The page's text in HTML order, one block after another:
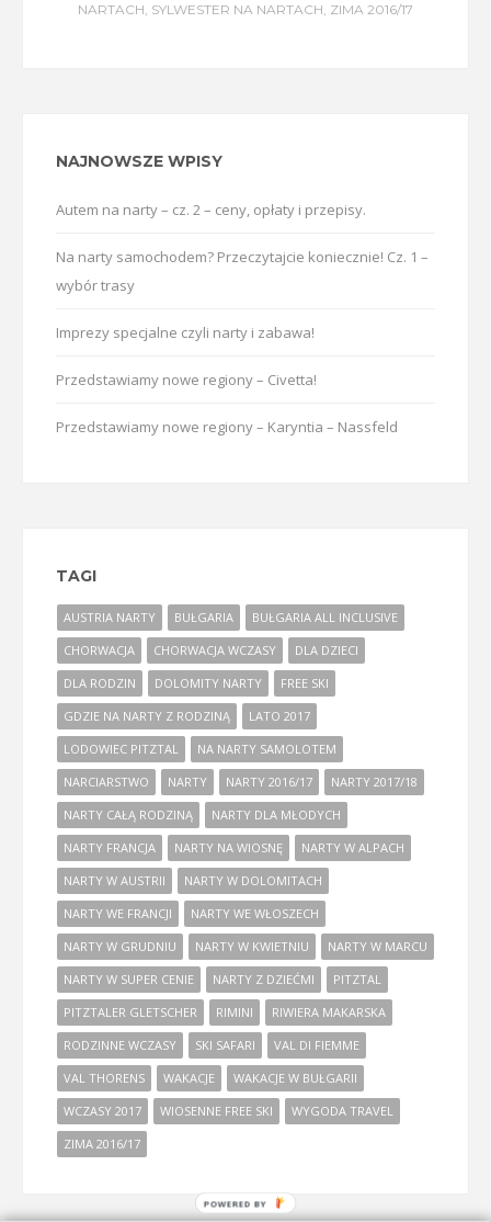
NARTACH, SYLWESTER NA NARTACH, ZIMA 2016/17
NAJNOWSZE WPISY
Autem na narty – cz. 2 – ceny, opłaty i przepisy.
Na narty samochodem? Przeczytajcie koniecznie! Cz. 1 –
wybór trasy
Imprezy specjalne czyli narty i zabawa!
Przedstawiamy nowe regiony – Civetta!
Przedstawiamy nowe regiony – Karyntia – Nassfeld
TAGI
AUSTRIA NARTY BUŁGARIA
BUŁGARIA ALL INCLUSIVE
CHORWACJA
CHORWACJA WCZASY
DLA DZIECI
DLA RODZIN
DOLOMITY NARTY
FREE SKI
GDZIE NA NARTY Z RODZINĄ
LATO 2017
LODOWIEC PITZTAL
NA NARTY SAMOLOTEM
NARCIARSTWO
NARTY NARTY 2016/17
NARTY 2017/18
NARTY CAŁĄ RODZINĄ
NARTY DLA MŁODYCH
NARTY FRANCJA
NARTY NA WIOSNĘ
NARTY W ALPACH
NARTY W AUSTRII
NARTY W DOLOMITACH
NARTY WE FRANCJI
NARTY WE WŁOSZECH
NARTY W GRUDNIU
NARTY W KWIETNIU
NARTY W MARCU
NARTY W SUPER CENIE
NARTY Z DZIEĆMI
PITZTAL
PITZTALER GLETSCHER
RIMINI
RIWIERA MAKARSKA
RODZINNE WCZASY
SKI SAFARI
VAL DI FIEMME
VAL THORENS
WAKACJE
WAKACJE W BUŁGARII
WCZASY 2017
WIOSENNE FREE SKI
WYGODA TRAVEL
ZIMA 2016/17
POWERED BY